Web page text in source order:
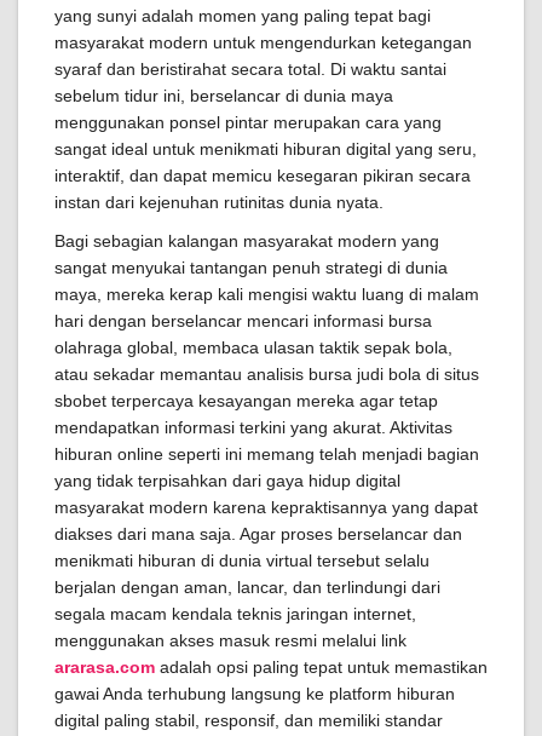
yang sunyi adalah momen yang paling tepat bagi
masyarakat modern untuk mengendurkan ketegangan
syaraf dan beristirahat secara total. Di waktu santai
sebelum tidur ini, berselancar di dunia maya
menggunakan ponsel pintar merupakan cara yang
sangat ideal untuk menikmati hiburan digital yang seru,
interaktif, dan dapat memicu kesegaran pikiran secara
instan dari kejenuhan rutinitas dunia nyata.
Bagi sebagian kalangan masyarakat modern yang
sangat menyukai tantangan penuh strategi di dunia
maya, mereka kerap kali mengisi waktu luang di malam
hari dengan berselancar mencari informasi bursa
olahraga global, membaca ulasan taktik sepak bola,
atau sekadar memantau analisis bursa judi bola di situs
sbobet terpercaya kesayangan mereka agar tetap
mendapatkan informasi terkini yang akurat. Aktivitas
hiburan online seperti ini memang telah menjadi bagian
yang tidak terpisahkan dari gaya hidup digital
masyarakat modern karena kepraktisannya yang dapat
diakses dari mana saja. Agar proses berselancar dan
menikmati hiburan di dunia virtual tersebut selalu
berjalan dengan aman, lancar, dan terlindungi dari
segala macam kendala teknis jaringan internet,
menggunakan akses masuk resmi melalui link
ararasa.com adalah opsi paling tepat untuk memastikan
gawai Anda terhubung langsung ke platform hiburan
digital paling stabil, responsif, dan memiliki standar